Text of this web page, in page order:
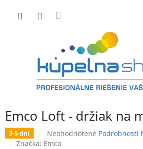
Emco Loft - držiak na
3-5 dní
Priemerné
hodnotenie
Neohodnotené Podrobnosti
Značka: Emco